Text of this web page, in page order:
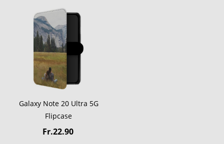
Galaxy Note 20 Ultra 5G
Flipcase
Fr.22.90